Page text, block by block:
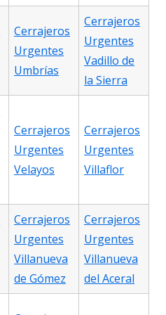
Cerrajeros
Urgentes
Umbrías
Cerrajeros
Urgentes
Vadillo de
la Sierra
Cerrajeros
Urgentes
Velayos
Cerrajeros
Urgentes
Villaflor
Cerrajeros
Urgentes
Villanueva
de Gómez
Cerrajeros
Urgentes
Villanueva
del Aceral